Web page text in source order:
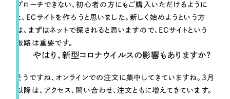
プローチできない、初心者の方にもご購入いただけるように
と、ECサイトを作ろうと思いました。新しく始めようという方
は、まずはネットで探されると思いますので、ECサイトという
販路は重要です。
やはり、新型コロナウイルスの影響もありますか？
そうですね、オンラインでの注文に集中してきていますね。3月
以降は、アクセス、問い合わせ、注文ともに増えてきています。